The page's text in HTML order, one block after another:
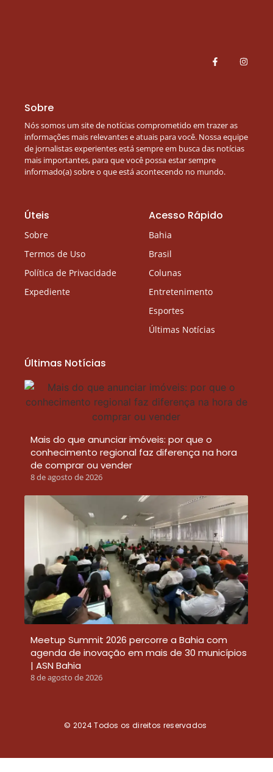
Sobre
Nós somos um site de notícias comprometido em trazer as
informações mais relevantes e atuais para você. Nossa equipe
de jornalistas experientes está sempre em busca das notícias
mais importantes, para que você possa estar sempre
informado(a) sobre o que está acontecendo no mundo.
Úteis
Sobre
Termos de Uso
Política de Privacidade
Expediente
Acesso Rápido
Bahia
Brasil
Colunas
Entretenimento
Esportes
Últimas Notícias
Últimas Notícias
Mais do que anunciar imóveis: por que o
conhecimento regional faz diferença na hora
de comprar ou vender
8 de agosto de 2026
Meetup Summit 2026 percorre a Bahia com
agenda de inovação em mais de 30 municípios
| ASN Bahia
8 de agosto de 2026
© 2024Todos os direitos reservados